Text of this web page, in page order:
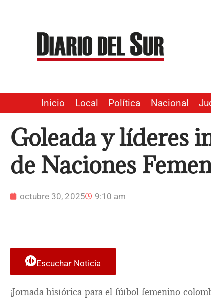
contenido
Inicio Local Política Nacional
Goleada y líderes
de Naciones
octubre 30, 2025 9:10 am
Escuchar Noticia
¡Jornada histórica para el fútbol femenino